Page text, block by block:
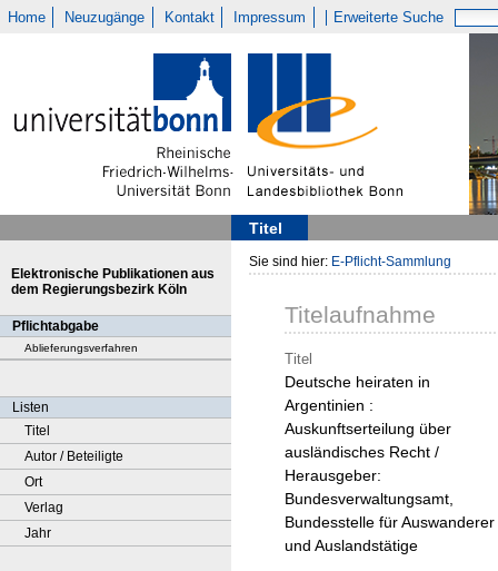
Home Neuzugänge Kontakt Impressum Erweiterte Suche
Titel
Elektronische Publikationen aus
dem Regierungsbezirk Köln
Pflichtabgabe
Ablieferungsverfahren
Listen
Titel
Autor / Beteiligte
Ort
Verlag
Jahr
Sie sind hier: E-Pflicht-Sammlung
Titelaufnahme
Titel
Deutsche heiraten in
Argentinien :
Auskunftserteilung über
ausländisches Recht /
Herausgeber:
Bundesverwaltungsamt,
Bundesstelle für Auswanderer
und Auslandstätige